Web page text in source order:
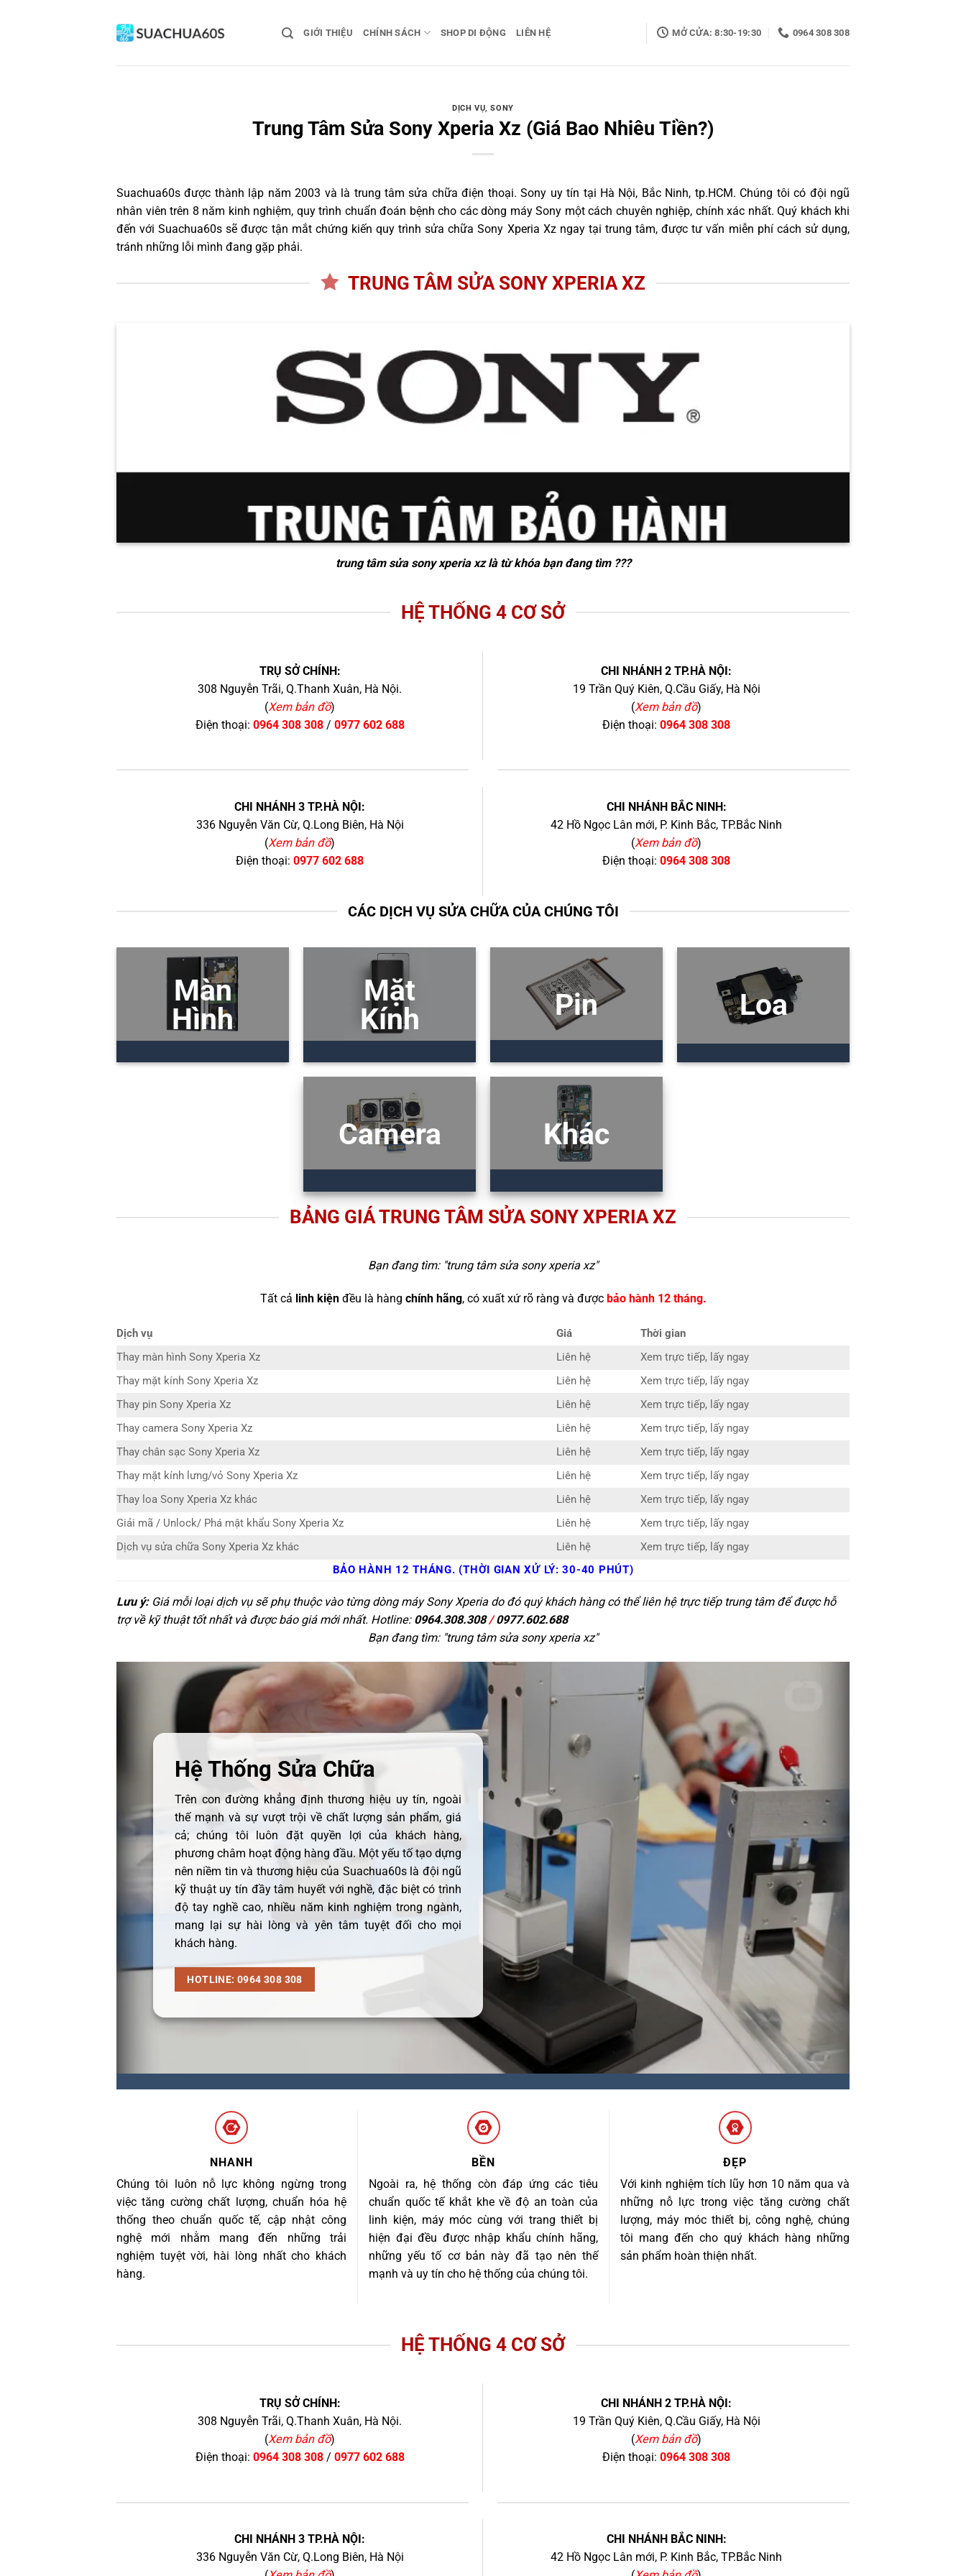
GIỚI THIỆU CHÍNH SÁCH SHOP DI ĐỘNG LIÊN HỆ MỞ CỬA: 8:30-19:30 0964 308 308
DỊCH VỤ,SONY
Trung Tâm Sửa Sony Xperia Xz (Giá Bao Nhiêu Tiền?)
Suachua60s được thành lập năm 2003 và là trung tâm sửa chữa điện thoại. Sony uy tín tại Hà Nội, Bắc Ninh, tp.HCM. Chúng tôi có đội ngũ
nhân viên trên 8 năm kinh nghiệm, quy trình chuẩn đoán bệnh cho các dòng máy Sony một cách chuyên nghiệp, chính xác nhất. Quý khách khi
đến với Suachua60s sẽ được tận mắt chứng kiến quy trình sửa chữa Sony Xperia Xz ngay tại trung tâm, được tư vấn miễn phí cách sử dụng,
tránh những lỗi mình đang gặp phải.
TRUNG TÂM SỬA SONY XPERIA XZ
trung tâm sửa sony xperia xzlà từ khóa bạn đang tìm ???
HỆ THỐNG 4 CƠ SỞ
TRỤ SỞ CHÍNH:
308 Nguyễn Trãi, Q.Thanh Xuân, Hà Nội.
(Xem bản đồ)
Điện thoại: 0964 308 308/ 0977 602 688
CHI NHÁNH 2 TP.HÀ NỘI:
19 Trần Quý Kiên, Q.Cầu Giấy, Hà Nội
(Xem bản đồ)
Điện thoại: 0964 308 308
CHI NHÁNH 3 TP.HÀ NỘI:
336 Nguyễn Văn Cừ, Q.Long Biên, Hà Nội
(Xem bản đồ)
Điện thoại: 0977 602 688
CHI NHÁNH BẮC NINH:
42 Hồ Ngọc Lân mới, P. Kinh Bắc, TP.Bắc Ninh
(Xem bản đồ)
Điện thoại: 0964 308 308
CÁC DỊCH VỤ SỬA CHỮA CỦA CHÚNG TÔI
Màn
Hình
Mặt
Kính
Pin Loa
Camera Khác
BẢNG GIÁ TRUNG TÂM SỬA SONY XPERIA XZ
Bạn đang tìm: "trung tâm sửa sony xperia xz"
Tất cả linh kiệnđều là hàng chính hãng, có xuất xứ rõ ràng và được bảo hành 12 tháng.
Dịch vụ Giá
Thời gian
Thay màn hình Sony Xperia Xz
Liên hệ
Xem trực tiếp, lấy ngay
Thay mặt kính Sony Xperia Xz
Liên hệ
Xem trực tiếp, lấy ngay
Thay pin Sony Xperia Xz
Liên hệ
Xem trực tiếp, lấy ngay
Thay camera Sony Xperia Xz
Liên hệ
Xem trực tiếp, lấy ngay
Thay chân sạc Sony Xperia Xz
Liên hệ
Xem trực tiếp, lấy ngay
Thay mặt kính lưng/vỏ Sony Xperia Xz
Liên hệ
Xem trực tiếp, lấy ngay
Thay loa Sony Xperia Xz khác
Liên hệ
Xem trực tiếp, lấy ngay
Giải mã / Unlock/ Phá mật khẩu Sony Xperia Xz
Liên hệ
Xem trực tiếp, lấy ngay
Dịch vụ sửa chữa Sony Xperia Xz khác
Liên hệ
Xem trực tiếp, lấy ngay
BẢO HÀNH 12 THÁNG. (THỜI GIAN XỬ LÝ: 30-40 PHÚT)
Lưu ý:Giá mỗi loại dịch vụ sẽ phụ thuộc vào từng dòng máy Sony Xperia do đó quý khách hàng có thể liên hệ trực tiếp trung tâm để được hỗ
trợ về kỹ thuật tốt nhất và được báo giá mới nhất. Hotline: 0964.308.308/0977.602.688
Bạn đang tìm: "trung tâm sửa sony xperia xz"
Hệ Thống Sửa Chữa
Trên con đường khẳng định thương hiệu uy tín, ngoài
thế mạnh và sự vượt trội về chất lượng sản phẩm, giá
cả; chúng tôi luôn đặt quyền lợi của khách hàng,
phương châm hoạt động hàng đầu. Một yếu tố tạo dựng
nên niềm tin và thương hiệu của Suachua60s là đội ngũ
kỹ thuật uy tín đầy tâm huyết với nghề, đặc biệt có trình
độ tay nghề cao, nhiều năm kinh nghiệm trong ngành,
mang lại sự hài lòng và yên tâm tuyệt đối cho mọi
khách hàng.
HOTLINE: 0964 308 308
NHANH
Chúng tôi luôn nỗ lực không ngừng trong
việc tăng cường chất lượng, chuẩn hóa hệ
thống theo chuẩn quốc tế, cập nhật công
nghệ mới nhằm mang đến những trải
nghiệm tuyệt vời, hài lòng nhất cho khách
hàng.
BỀN
Ngoài ra, hệ thống còn đáp ứng các tiêu
chuẩn quốc tế khắt khe về độ an toàn của
linh kiện, máy móc cùng với trang thiết bị
hiện đại đều được nhập khẩu chính hãng,
những yếu tố cơ bản này đã tạo nên thế
mạnh và uy tín cho hệ thống của chúng tôi.
ĐẸP
Với kinh nghiệm tích lũy hơn 10 năm qua và
những nỗ lực trong việc tăng cường chất
lượng, máy móc thiết bị, công nghệ, chúng
tôi mang đến cho quý khách hàng những
sản phẩm hoàn thiện nhất.
HỆ THỐNG 4 CƠ SỞ
TRỤ SỞ CHÍNH:
308 Nguyễn Trãi, Q.Thanh Xuân, Hà Nội.
(Xem bản đồ)
Điện thoại: 0964 308 308/ 0977 602 688
CHI NHÁNH 2 TP.HÀ NỘI:
19 Trần Quý Kiên, Q.Cầu Giấy, Hà Nội
(Xem bản đồ)
Điện thoại: 0964 308 308
CHI NHÁNH 3 TP.HÀ NỘI:
336 Nguyễn Văn Cừ, Q.Long Biên, Hà Nội
CHI NHÁNH BẮC NINH:
42 Hồ Ngọc Lân mới, P. Kinh Bắc, TP.Bắc Ninh